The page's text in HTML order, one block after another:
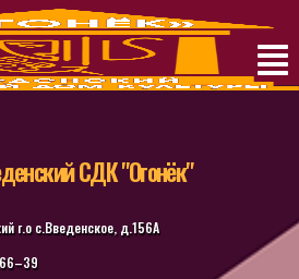
СДК "Огонёк"
г.о с.Введенское, д.156А